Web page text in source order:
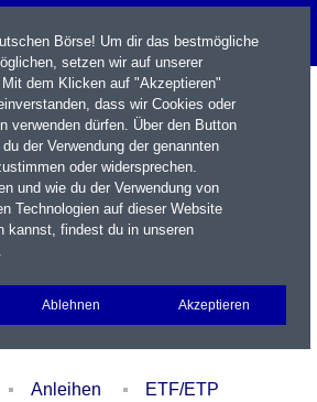
Watchlist Portfolio Login
Anleihen
ETF/ETP
Börse! Um dir das bestmögliche
setzen wir auf unserer
dem Klicken auf "Akzeptieren"
dass wir Cookies oder
verwenden dürfen. Über den Button
der Verwendung der genannten
oder widersprechen.
und wie du der Verwendung von
Technologien auf dieser Website
kannst, findest du in unseren
.
Ablehnen Akzeptieren